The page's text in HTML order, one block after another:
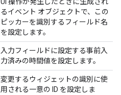
るイベント オブジェクトで、この
ピッカーを識別するフィールド名
を設定します。
入力フィールドに設定する事前入
力済みの時間値を設定します。
変更するウィジェットの識別に使
用される一意の ID を設定しま